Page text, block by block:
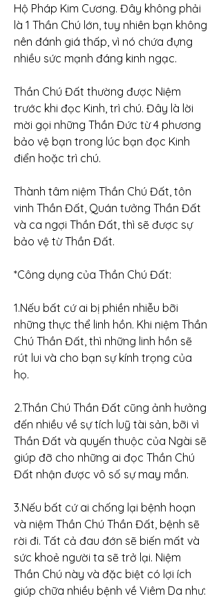
Hộ Pháp Kim Cương. Đây không phải
là 1 Thần Chú lớn, tuy nhiên bạn không
nên đánh giá thấp, vì nó chứa đựng
nhiều sức mạnh đáng kinh ngạc.
Thần Chú Đất thường được Niệm
trước khi đọc Kinh, trì chú. Đây là lời
mời gọi những Thần Đức từ 4 phương
bảo vệ bạn trong lúc bạn đọc Kinh
điển hoặc trì chú.
Thành tâm niệm Thần Chú Đất, tôn
vinh Thần Đất, Quán tưởng Thần Đất
và ca ngợi Thần Đất, thì sẽ được sự
bảo vệ từ Thần Đất.
*Công dụng của Thần Chú Đất:
1.Nếu bất cứ ai bị phiền nhiễu bỡi
những thực thể linh hồn. Khi niệm Thần
Chú Thần Đất, thì những linh hồn sẽ
rút lui và cho bạn sự kính trọng của
họ.
2.Thần Chú Thần Đất cũng ảnh hưởng
đến nhiều về sự tích luỹ tài sản, bỡi vì
Thần Đất và quyến thuộc của Ngài sẽ
giúp đỡ cho những ai đọc Thần Chú
Đất nhận được vô số sự may mắn.
3.Nếu bất cứ ai chống lại bệnh hoạn
và niệm Thần Chú Thần Đất, bệnh sẽ
rời đi. Tất cả đau đớn sẽ biến mất và
sức khoẻ người ta sẽ trở lại. Niệm
Thần Chú này và đặc biệt có lợi ích
giúp chữa nhiều bệnh về Viêm Da như: